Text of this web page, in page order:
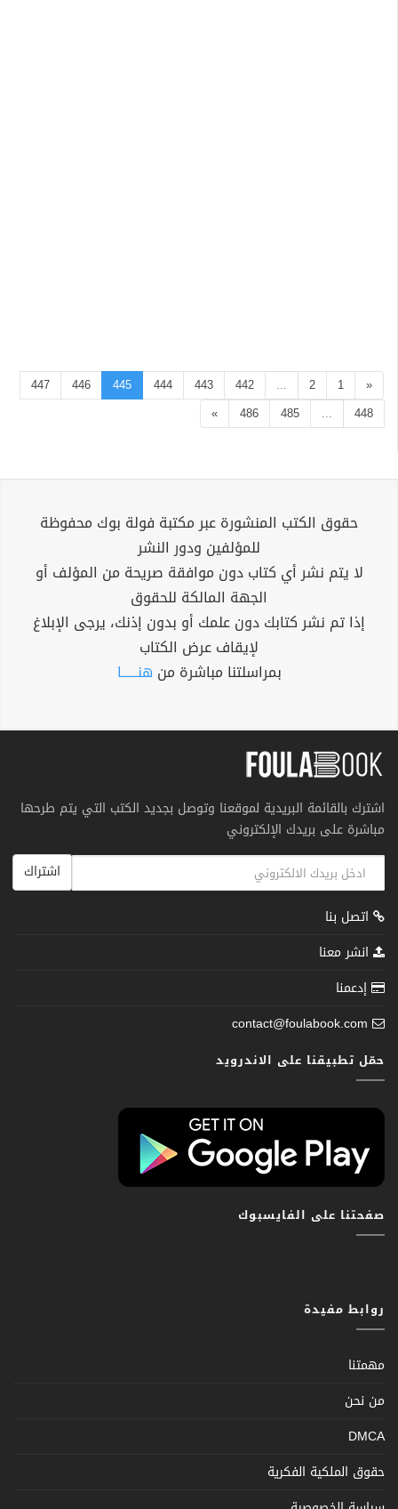
«
1
2
...
442
443
444
445
446
447
448
...
485
486
»
حقوق الكتب المنشورة عبر مكتبة فولة بوك محفوظة
للمؤلفين ودور النشر
لا يتم نشر أي كتاب دون موافقة صريحة من المؤلف أو
الجهة المالكة للحقوق
إذا تم نشر كتابك دون علمك أو بدون إذنك، يرجى الإبلاغ
لإيقاف عرض الكتاب
بمراسلتنا مباشرة من هنــــــا
اشترك بالقائمة البريدية لموقعنا وتوصل بجديد الكتب التي يتم طرحها
مباشرة على بريدك الإلكتروني
اشتراك
اتصل بنا
انشر معنا
إدعمنا
contact@foulabook.com
حمّل تطبيقنا على الاندرويد
صفحتنا على الفايسبوك
روابط مفيدة
مهمتنا
من نحن
DMCA
حقوق الملكية الفكرية